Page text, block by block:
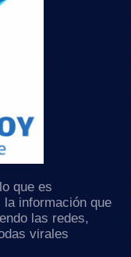
que es
información que
las redes,
virales